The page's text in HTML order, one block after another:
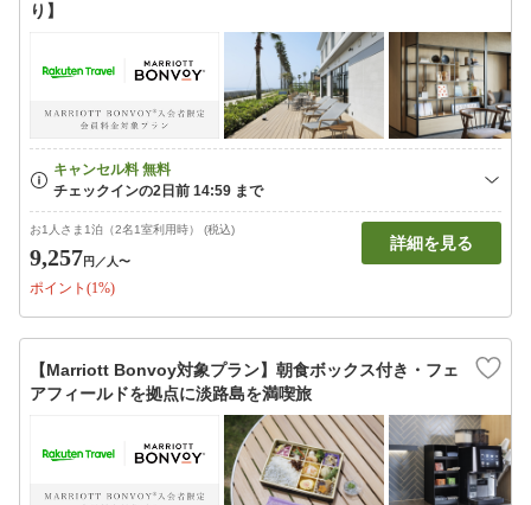
り】
お1人さま1泊（2名1室利用時） (税込)
9,257円 ／人〜
ポイント(1%)
詳細を見る
【Marriott Bonvoy対象プラン】朝食ボックス付き・フェ
アフィールドを拠点に淡路島を満喫旅